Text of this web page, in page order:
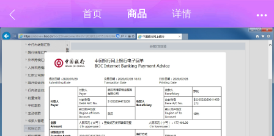
首页 商品 详情